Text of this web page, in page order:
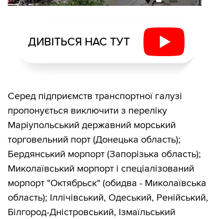
ДИВІТЬСЯ НАС ТУТ
Серед підприємств транспортної галузі
пропонується виключити з переліку
Маріупольський державний морський
торговельний порт (Донецька область);
Бердянський морпорт (Запорізька область);
Миколаївський морпорт і спеціалізований
морпорт "Октябрьск" (обидва - Миколаївська
область); Іллічівський, Одеський, Ренійський,
Білгород-Дністровський, Ізмаїльський